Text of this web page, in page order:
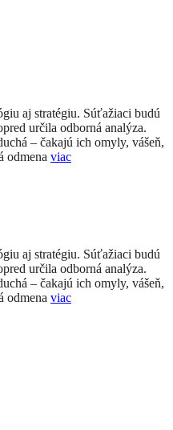
aj stratégiu. Súťažiaci budú
určila odborná analýza.
– čakajú ich omyly, vášeň,
odmena viac
aj stratégiu. Súťažiaci budú
určila odborná analýza.
– čakajú ich omyly, vášeň,
odmena viac